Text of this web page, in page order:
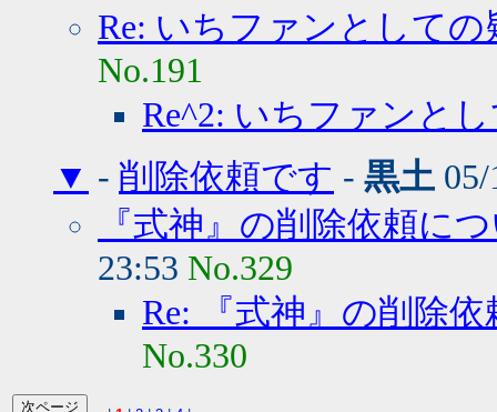
Re: いちファンとしての
No.191
Re^2: いちファンと
▼ - 削除依頼です - 黒土
『式神』の削除依頼に
23:53 No.329
Re: 『式神』の削除
No.330